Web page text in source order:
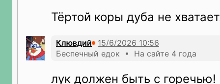
Тёртой коры дуба не
Клювдий
Беспечный едок • На сайте 4 года
лук должен быть с